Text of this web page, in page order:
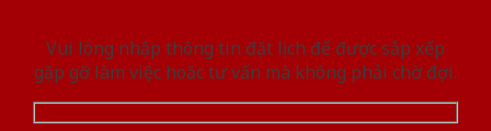
Vui lòng nhập thông tin đặt lịch để được sắp xếp
gặp gỡ làm việc hoăc tư vấn mà không phải chờ đợi.